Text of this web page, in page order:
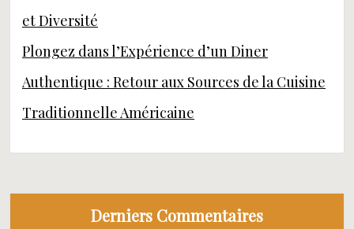
et Diversité
Plongez dans l’Expérience d’un Diner
Authentique : Retour aux Sources de la Cuisine
Traditionnelle Américaine
Derniers Commentaires